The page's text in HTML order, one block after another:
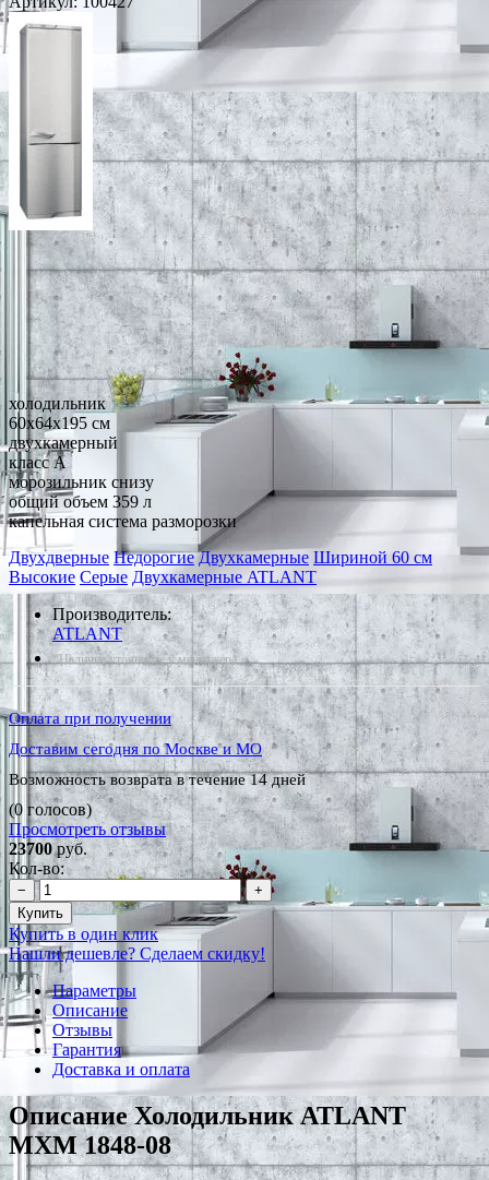
холодильник
60x64x195 см
двухкамерный
класс A
морозильник снизу
общий объем 359 л
капельная система разморозки
Двухдверные Недорогие Двухкамерные Шириной 60 см
Высокие Серые Двухкамерные ATLANT
Производитель:
ATLANT
*Наличие уточняйте у менеджера
Оплата при получении
Доставим сегодня по Москве и МО
Возможность возврата в течение 14 дней
(0 голосов)
Просмотреть отзывы
23700руб.
Кол-во:
−
+
Купить
Купить в один клик
Нашли дешевле? Сделаем скидку!
Параметры
Описание
Отзывы
Гарантия
Доставка и оплата
Описание Холодильник ATLANT
МХМ 1848-08